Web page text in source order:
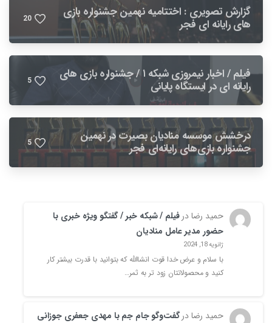
گزارش تصویری : اختتامیه نهمین جشنواره بازی
های رایانه ای فجر 20
فیلم / اخبار نیمروزی شبکه ۱ / جشنواره بازی های
رایانه ای در ایستگاه پایانی 5
درخشش موسسه منادیان بصیرت در نهمین
جشنواره بازی‌های رایانه‌ای فجر 5
حمید رضادرفیلم / شبکه خبر / گفتگو ویژه خبری با
حضور مدیر عامل منادیان
ژانویه 18, 2024
با سلام و عرض خدا قوت انشاالله که بتوانید با قدرت بیشتر کار
کنید و محصولاتتان زود تر به ثمر…
حمید رضادرگفت‌وگو جام جم با مهدی جعفری جوزانی